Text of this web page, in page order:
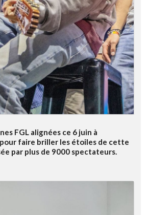
FGL alignées ce 6 juin à
faire briller les étoiles de cette
par plus de 9000 spectateurs.